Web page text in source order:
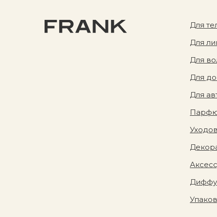
Для
Для
Для
Для
Для